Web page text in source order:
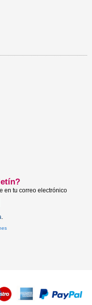
en tu correo electrónico